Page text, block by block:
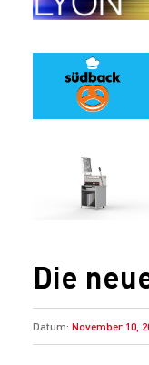
Die
Datum: November 10,